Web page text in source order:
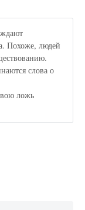
Похоже, людей
слова о
ложь